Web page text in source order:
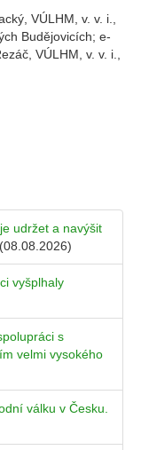
VÚLHM, v. v. i.,
Budějovicích; e-
VÚLHM, v. v. i.,
udržet a navýšit
(08.08.2026)
vyšplhaly
s
velmi vysokého
válku v Česku.